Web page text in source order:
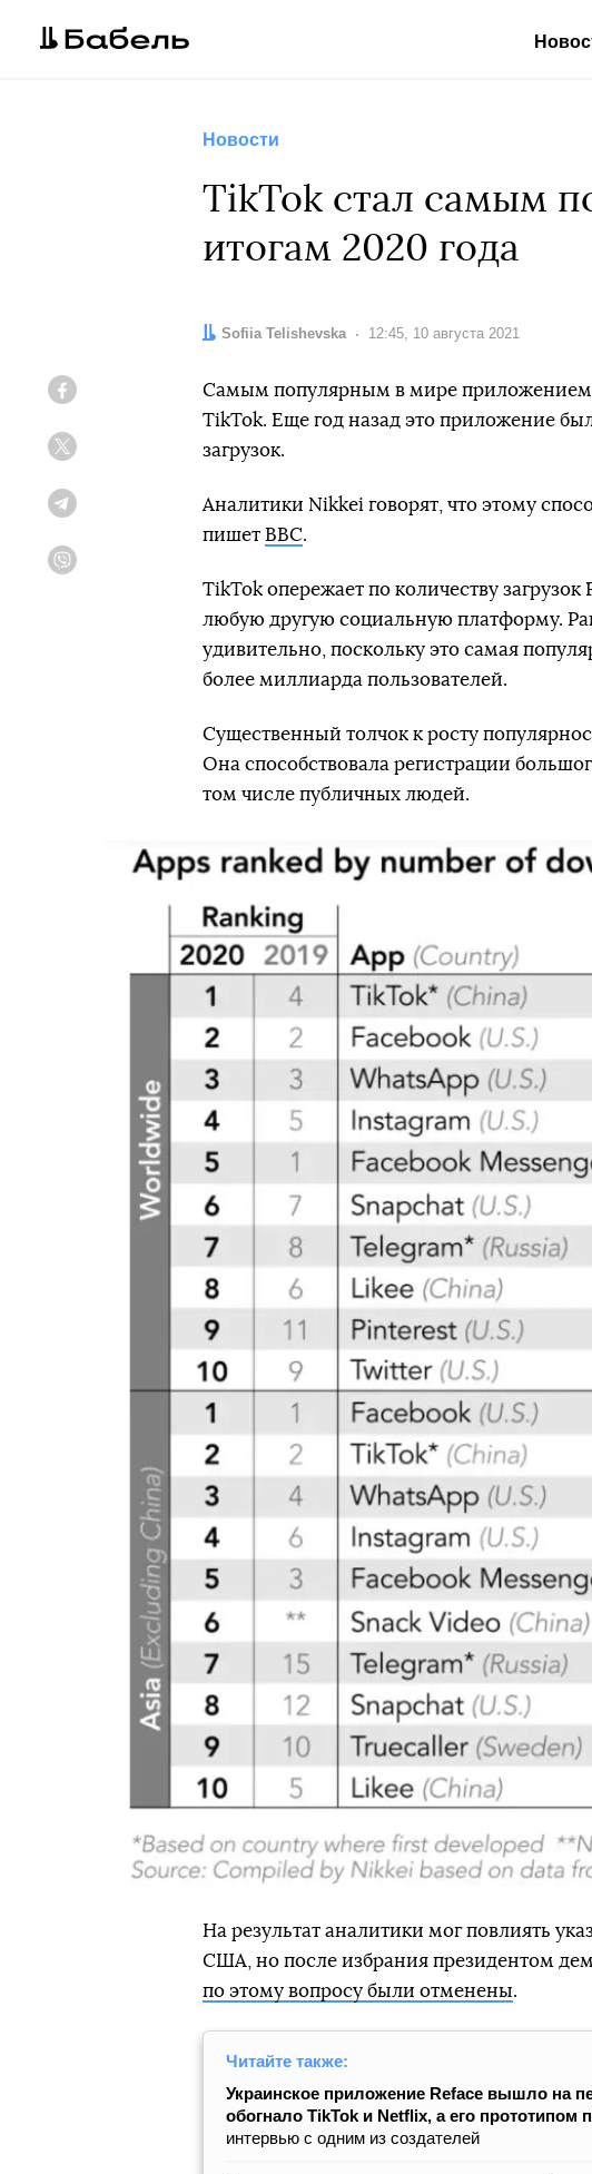
Новости
TikTok стал самым
итогам 2020 года
Автор:
Sofiia Telishevska Дата:
12:45, 10 августа 2021
Самым популярным в мире приложением
TikTok. Еще год назад это приложение
загрузок.
Аналитики Nikkei говорят, что этому
пишет ВВС.
TikTok опережает по количеству
любую другую социальную платформу.
удивительно, поскольку это самая
более миллиарда пользователей.
Существенный толчок к росту
Она способствовала регистрации
том числе публичных людей.
На результат аналитики мог повлиять
США, но после избрания президентом
по этому вопросу были отменены.
Читайте также:
Украинское приложение Reface вышло на
обогнало TikTok и Netflix, а его прототипом
интервью с одним из создателей